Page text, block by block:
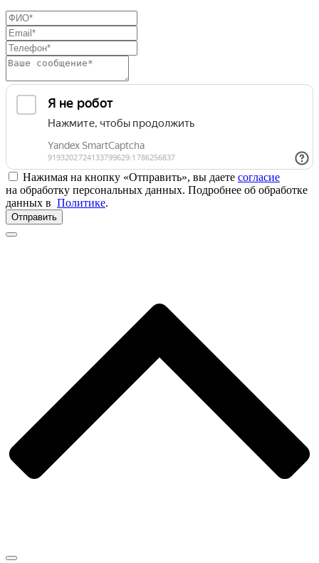
Нажимая на кнопку «Отправить», вы даете согласие
на обработку персональных данных. Подробнее об обработке
данных в Политике.
Отправить